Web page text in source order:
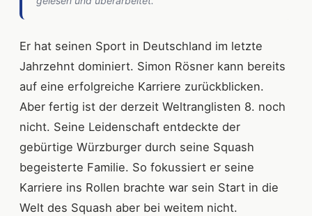
Er hat seinen Sport in Deutschland im letzte
Jahrzehnt dominiert. Simon Rösner kann bereits
auf eine erfolgreiche Karriere zurückblicken.
Aber fertig ist der derzeit Weltranglisten 8. noch
nicht. Seine Leidenschaft entdeckte der
gebürtige Würzburger durch seine Squash
begeisterte Familie. So fokussiert er seine
Karriere ins Rollen brachte war sein Start in die
Welt des Squash aber bei weitem nicht.